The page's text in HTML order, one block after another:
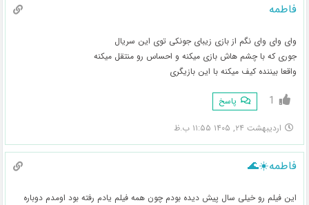
فاطمه
وای وای وای نگم از بازی زیبای جونکی توی این سریال
جوری که با چشم هاش بازی میکنه و احساس رو منتقل میکنه
واقعا بیننده کیف میکنه با این بازیگری
1 پاسخ
اردیبهشت ۲۴, ۱۴۰۵ ۱۱:۵۵ ب.ظ
فاطمه☀️🌊
این فیلم رو خیلی سال پیش دیده بودم چون همه فیلم یادم رفته بود اومدم دوباره